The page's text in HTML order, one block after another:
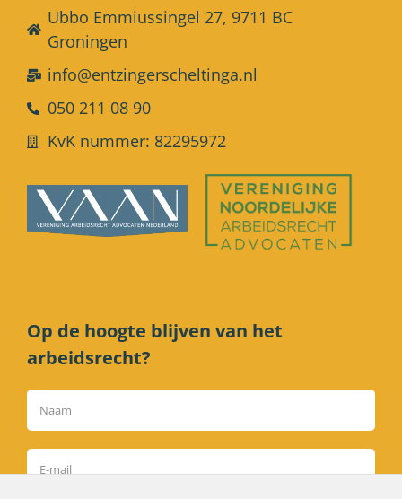
Ubbo Emmiussingel 27, 9711 BC
Groningen
info@entzingerscheltinga.nl
050 211 08 90
KvK nummer: 82295972
Op de hoogte blijven van het
arbeidsrecht?